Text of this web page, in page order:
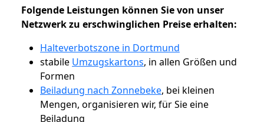
Folgende Leistungen können Sie von unser
Netzwerk zu erschwinglichen Preise erhalten:
Halteverbotszone in Dortmund
stabile Umzugskartons, in allen Größen und
Formen
Beiladung nach Zonnebeke, bei kleinen
Mengen, organisieren wir, für Sie eine
Beiladung